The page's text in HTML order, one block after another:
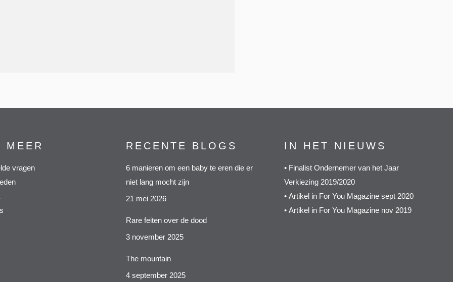
MEER
vragen
RECENTE BLOGS
6 manieren om een baby te eren die er
niet lang mocht zijn
21 mei 2026
Rare feiten over de dood
3 november 2025
The mountain
4 september 2025
IN HET NIEUWS
• Finalist Ondernemer van het Jaar
Verkiezing 2019/2020
• Artikel in For You Magazine sept 2020
• Artikel in For You Magazine nov 2019